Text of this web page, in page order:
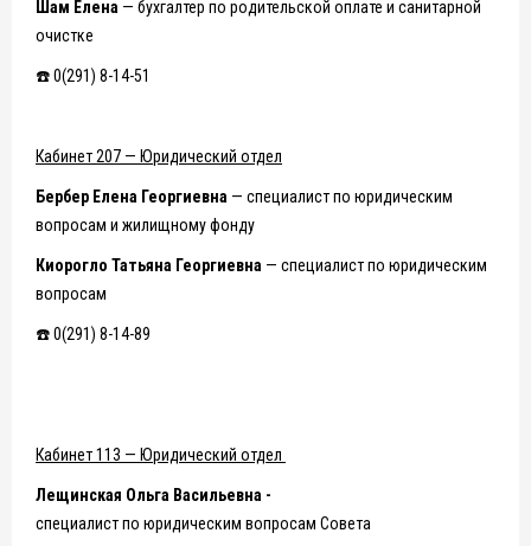
Шам Елена — бухгалтер по родительской оплате и санитарной
очистке
☎️ 0(291) 8-14-51
Кабинет 207 — Юридический отдел
Бербер Елена Георгиевна — специалист по юридическим
вопросам и жилищному фонду
Киорогло Татьяна Георгиевна — специалист по юридическим
вопросам
☎️ 0(291) 8-14-89
Кабинет 113 — Юридический отдел
Лещинская Ольга Васильевна -
специалист по юридическим вопросам Совета